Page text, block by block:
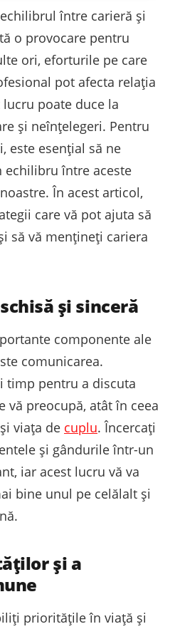
între carieră și
o provocare pentru
ori, eforturile pe care
pot afecta relația
poate duce la
și neînțelegeri. Pentru
este esențial să ne
echilibru între aceste
În acest articol,
care vă pot ajuta să
să vă mențineți cariera
și sinceră
componente ale
comunicarea.
timp pentru a discuta
vă preocupă, atât în ceea
viața de cuplu. Încercați
și gândurile într-un
iar acest lucru vă va
bine unul pe celălalt și
și a
prioritățile în viață și